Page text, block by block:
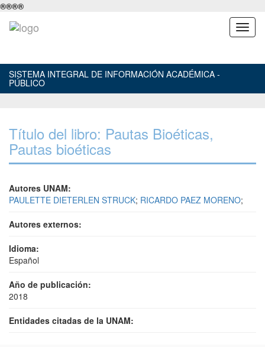
®®®®
SISTEMA INTEGRAL DE INFORMACIÓN ACADÉMICA -
PÚBLICO
Título del libro: Pautas Bioéticas,
Pautas bioéticas
Autores UNAM:
PAULETTE DIETERLEN STRUCK; RICARDO PAEZ MORENO;
Autores externos:
Idioma:
Español
Año de publicación:
2018
Entidades citadas de la UNAM: